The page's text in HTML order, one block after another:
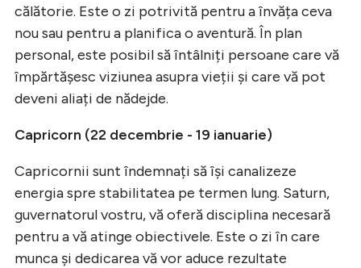
călătorie. Este o zi potrivită pentru a învăța ceva
nou sau pentru a planifica o aventură. În plan
personal, este posibil să întâlniți persoane care vă
împărtășesc viziunea asupra vieții și care vă pot
deveni aliați de nădejde.
Capricorn (22 decembrie - 19 ianuarie)
Capricornii sunt îndemnați să își canalizeze
energia spre stabilitatea pe termen lung. Saturn,
guvernatorul vostru, vă oferă disciplina necesară
pentru a vă atinge obiectivele. Este o zi în care
munca și dedicarea vă vor aduce rezultate